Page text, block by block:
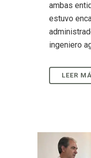
ambas
estuvo
ingeniero